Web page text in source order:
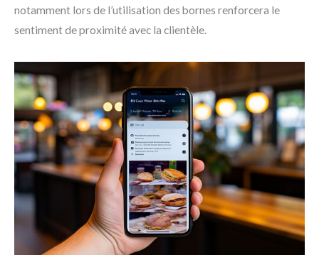
notamment lors de l’utilisation des bornes renforcera le
sentiment de proximité avec la clientèle.